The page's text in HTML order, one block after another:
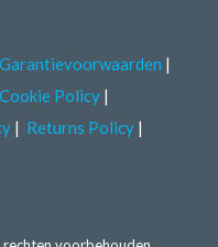
Garantievoorwaarden
Cookie Policy
Returns Policy